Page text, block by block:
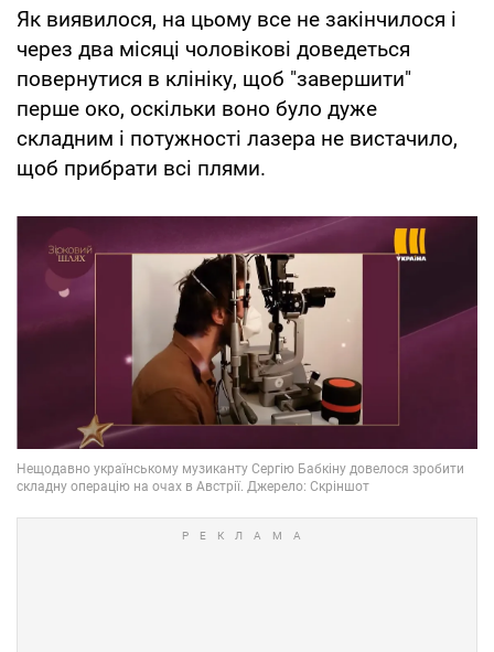
Як виявилося, на цьому все не закінчилося і
через два місяці чоловікові доведеться
повернутися в клініку, щоб "завершити"
перше око, оскільки воно було дуже
складним і потужності лазера не вистачило,
щоб прибрати всі плями.